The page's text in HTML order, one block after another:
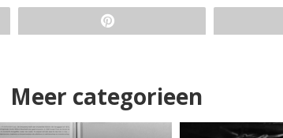
Meer categorieen